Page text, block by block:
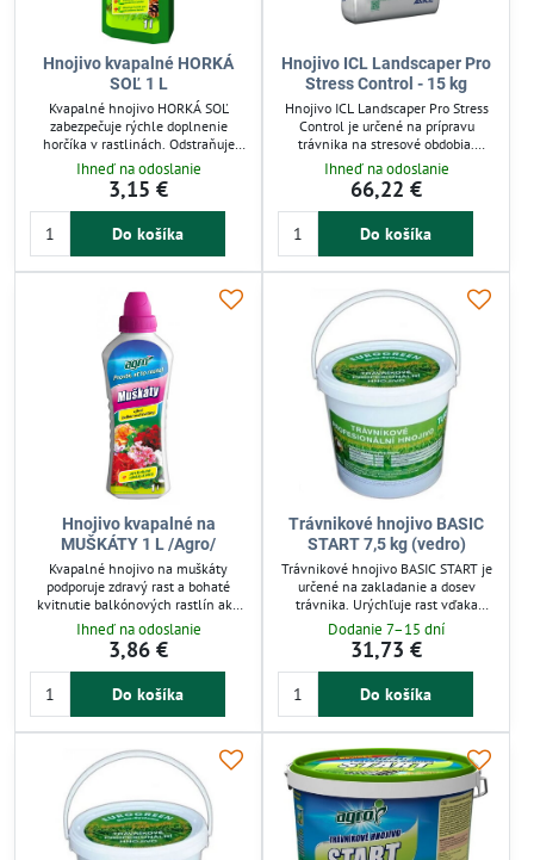
Hnojivo kvapalné HORKÁ
SOĽ 1 L
Kvapalné hnojivo HORKÁ SOĽ
zabezpečuje rýchle doplnenie
horčíka v rastlinách. Odstraňuje
žltnutie listov a opadávanie ihličia
spôsobené nedostatkom Mg.
Obsahuje 5 % horčíka a 10 % síry
pre lepšiu výživu rastlín. Použiteľné
na postrek alebo zálievku, vhodné
zeleniny či ovocia. Pomáha udržať
zdravý rast a vitalitu rastlín.
Ihneď na odoslanie
3,15 €
Do košíka
Hnojivo ICL Landscaper Pro
Stress Control - 15 kg
Hnojivo ICL Landscaper Pro Stress
Control je určené na prípravu
trávnika na stresové obdobia.
Vysoký obsah draslíka posilňuje
bunkové steny a reguluje vodný
režim rastliny. Dusík s riadeným
uvoľňovaním podporuje rast len za
priaznivých podmienok. Mini
distribúciu živín pre zdravý trávnik.
Vhodné na aplikáciu od marca do
septembra.
Ihneď na odoslanie
66,22 €
Do košíka
Hnojivo kvapalné na
MUŠKÁTY 1 L /Agro/
Kvapalné hnojivo na muškáty
podporuje zdravý rast a bohaté
kvitnutie balkónových rastlín ako
petúnie či begónie. Má zloženie
NPK 7-4-5, ktoré zabezpečuje
vyváženú výživu počas vegetačného
obdobia. Použitie je jednoduché,
stačí 15 ml na 2 litre vody raz za
záhradkárov aj pestovateľov
balkónových kvetín.
Ihneď na odoslanie
3,86 €
Do košíka
Trávnikové hnojivo BASIC
START 7,5 kg (vedro)
Trávnikové hnojivo BASIC START je
určené na zakladanie a dosev
trávnika. Urýchľuje rast vďaka
optimálnemu pomeru dusíka,
fosforu a draslíka (18-20-10) s
prídavkom horčíka. Granulované
hnojivo pôsobí 8–10 týždňov a
pokryje plochu až 350 m². Vhodné
rýchle a efektívne riešenie pre
zdravý trávnik.
Dodanie 7–15 dní
31,73 €
Do košíka